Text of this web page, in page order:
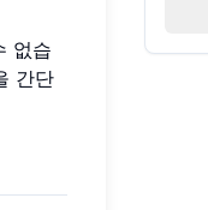
없습
간단